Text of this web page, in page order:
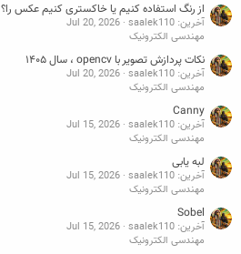
از رنگ استفاده کنیم یا خاکستری کنیم عکس را؟
آخرین: saalek110
Jul 20, 2026
مهندسی الکترونیک
نکات پردازش تصویر با opencv ، سال ۱۴۰۵
آخرین: saalek110
Jul 20, 2026
مهندسی الکترونیک
Canny
آخرین: saalek110
Jul 15, 2026
مهندسی الکترونیک
لبه یابی
آخرین: saalek110
Jul 15, 2026
مهندسی الکترونیک
Sobel
آخرین: saalek110
Jul 15, 2026
مهندسی الکترونیک